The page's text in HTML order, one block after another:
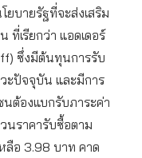
บายรัฐที่จะส่งเสริม
ที่เรียกว่า แอดเดอร์
ซึ่งมีต้นทุนการรับ
ะปัจจุบัน และมีการ
ต้องแบกรับภาระค่า
นราคารับซื้อตาม
ลือ 3.98 บาท คาด